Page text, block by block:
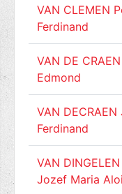
VAN CLEMEN
Ferdinand
VAN DE CRAEN
Edmond
VAN DECRAEN
Ferdinand
VAN
Jozef Maria